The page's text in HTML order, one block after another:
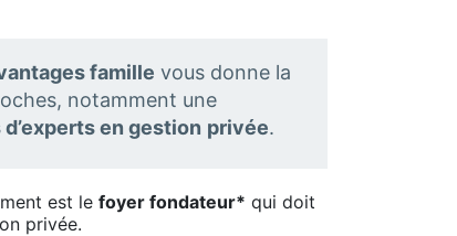
famille vous donne la
notamment une
en gestion privée.
est lefoyer fondateur* qui doit
privée.